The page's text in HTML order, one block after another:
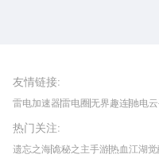
友情链接:
雷电加速器雷电圈无界趣连驰电
我爱vr网华军软件园
热门关注:
遗忘之海诡秘之主手游热血江湖觉